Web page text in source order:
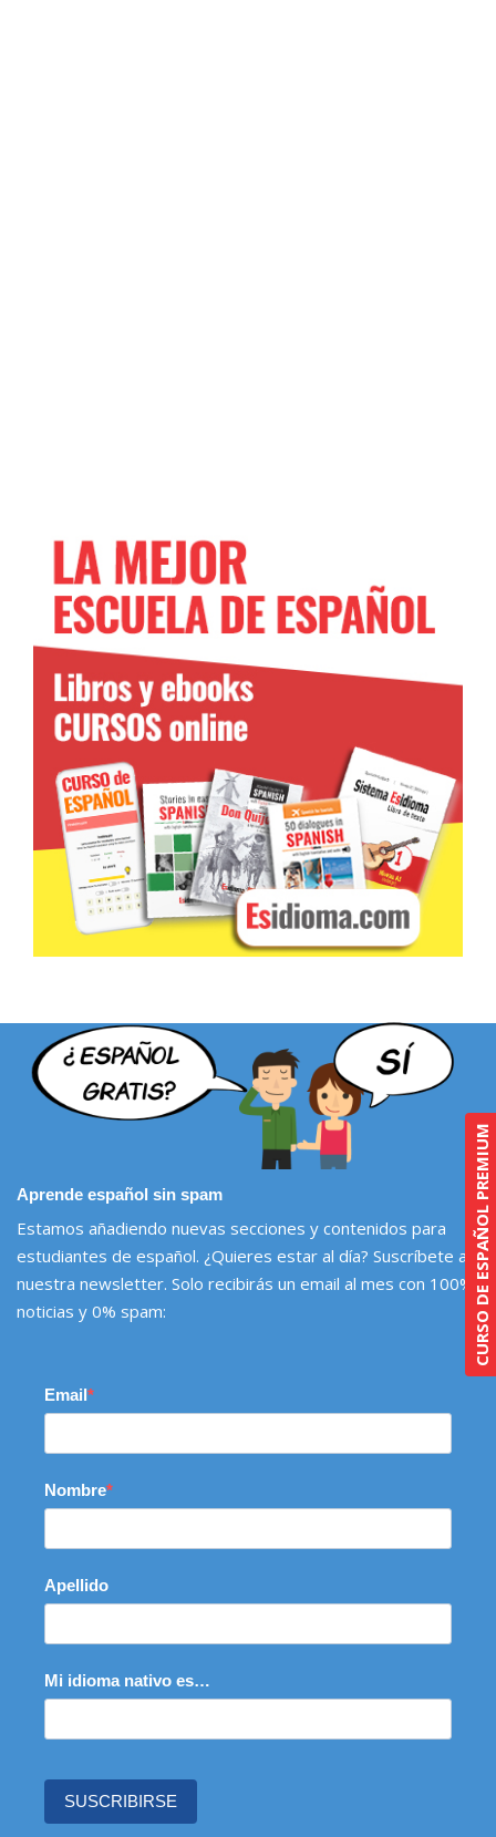
CURSO DE ESPAÑOL PREMIUM
Aprende español sin spam
Estamos añadiendo nuevas secciones y contenidos para
estudiantes de español. ¿Quieres estar al día? Suscríbete a
nuestra newsletter. Solo recibirás un email al mes con 100%
noticias y 0% spam:
Email
Nombre
Apellido
Mi idioma nativo es…
SUSCRIBIRSE